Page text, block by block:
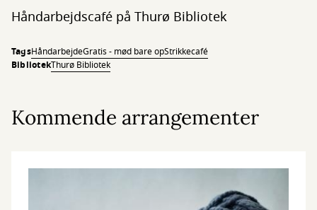
Håndarbejdscafé på Thurø Bibliotek
TagsHåndarbejdeGratis - mød bare opStrikkecafé
BibliotekThurø Bibliotek
Kommende arrangementer